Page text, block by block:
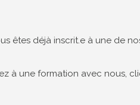
êtes déjà inscrit.e à une de
à une formation avec nous,